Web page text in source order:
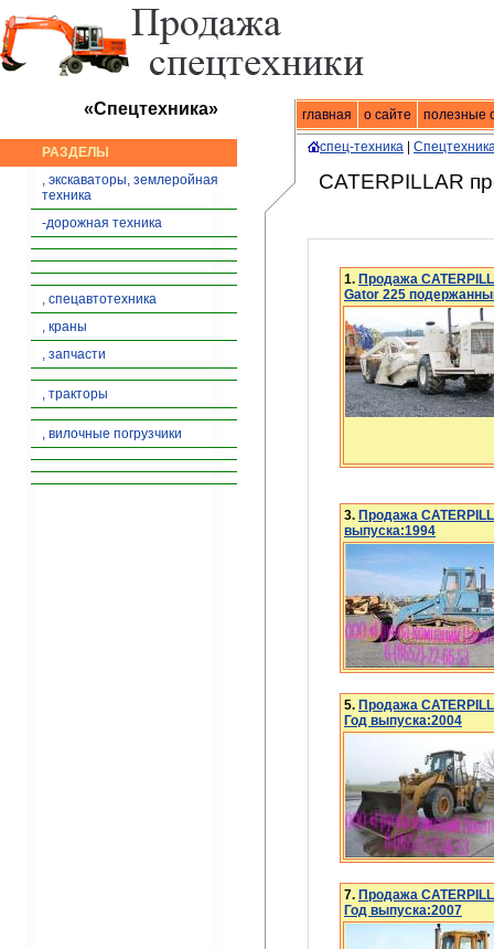
главная о сайте полезные
«Спецтехника» Спецтехника| продажа
РАЗДЕЛЫ
, экскаваторы, землеройная
техника
-дорожная техника
, спецавтотехника
, краны
, запчасти
, тракторы
, вилочные погрузчики
спец-техника
CATERPILLAR
1. Продажа
Gator 225
3. Продажа
выпуска:1994
5. Продажа
Год выпуска:2004
7. Продажа
Год выпуска:2007